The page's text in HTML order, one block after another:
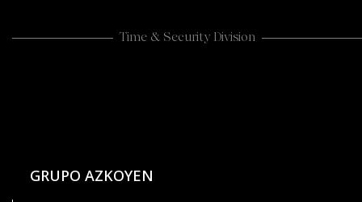
Time & Security Division
GRUPO AZKOYEN